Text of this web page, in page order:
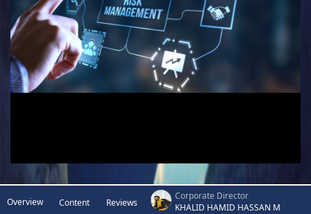
Overview Content Reviews
Corporate Director
KHALID HAMID HASSAN M